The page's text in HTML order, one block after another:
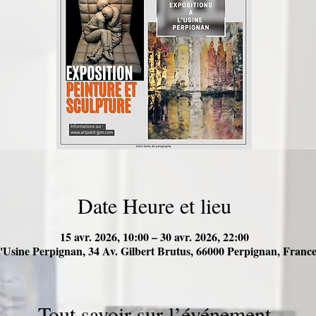
Date Heure et lieu
15 avr. 2026, 10:00 – 30 avr. 2026, 22:00
Perpignan, 34 Av. Gilbert Brutus, 66000 Perpignan, France